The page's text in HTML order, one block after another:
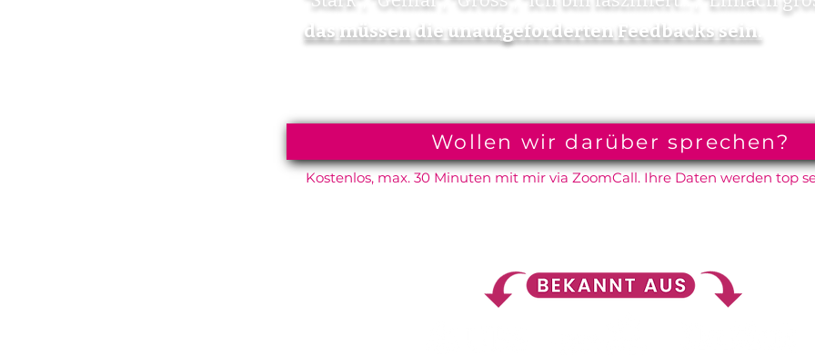
das müssen die unaufgeforderten Feedbacks sein.
Wollen wir darüber sprechen?
Kostenlos, max. 30 Minuten mit mir via ZoomCall. Ihre Daten werden top